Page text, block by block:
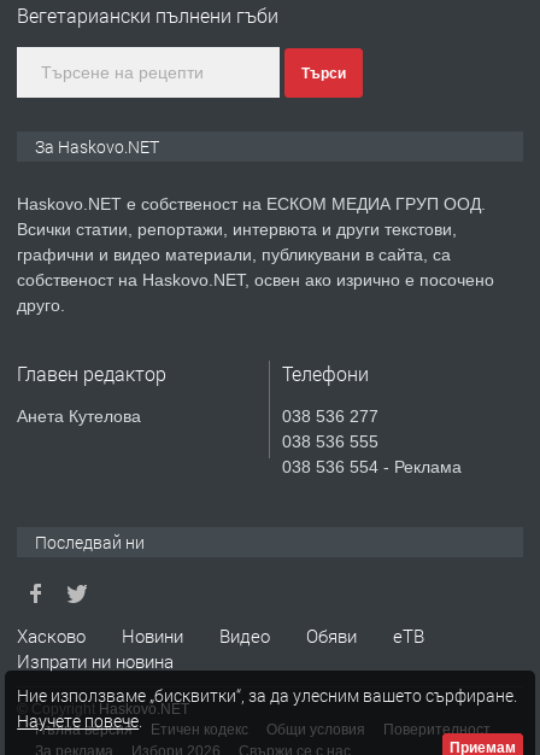
градската градина!
преди 3 дни
ПРЕДЛАГА
Продавам парцел в гр. Хасково кв.
СГЛОБЯВАНЕ НА МЕБЕЛИ.
апартамент под наем в кв.
Училищни, гр. Хасково.
преди 3 дни
Вегетариански пълнени гъби
Търси
За Haskovo.NET
Haskovo.NET е собственост на ЕСКОМ МЕДИА ГРУП ООД.
Всички статии, репортажи, интервюта и други текстови,
графични и видео материали, публикувани в сайта, са
собственост на Haskovo.NET, освен ако изрично е посочено
друго.
Главен редактор
Анета Кутелова
Телефони
038 536 277
038 536 555
038 536 554 - Реклама
Последвай ни
Хасково Новини Видео Обяви
еТВ
Изпрати ни новина
© Copyright Haskovo.NET
Пълна версия
Етичен кодекс Общи условия
Поверителност
За реклама
Избори 2026 Свържи се с нас
Ние използваме „бисквитки“, за да улесним вашето сърфиране.
Научете повече.
Приемам